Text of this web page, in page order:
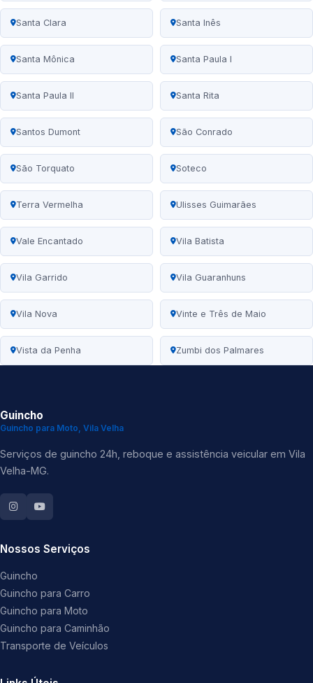
Santa Clara Santa Inês
Santa Mônica Santa Paula I
Santa Paula II Santa Rita
Santos Dumont São Conrado
São Torquato Soteco
Terra Vermelha Ulisses Guimarães
Vale Encantado Vila Batista
Vila Garrido Vila Guaranhuns
Vila Nova Vinte e Três de Maio
Vista da Penha Zumbi dos Palmares
Guincho
Guincho para Moto, Vila Velha
Serviços de guincho 24h, reboque e assistência veicular em Vila
Velha-MG.
Nossos Serviços
Guincho
Guincho para Carro
Guincho para Moto
Guincho para Caminhão
Transporte de Veículos